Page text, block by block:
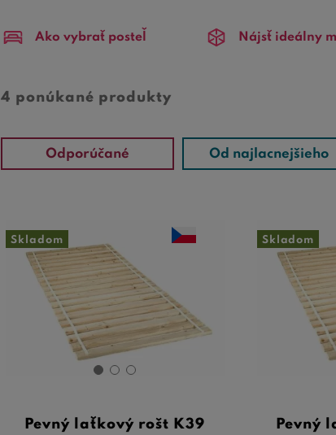
Ako vybrať posteľ Nájsť ideálny
4 ponúkané produkty
Odporúčané Od najlacnejšieho
Skladom
Pevný laťkový rošt K39
Skladom
Pevný